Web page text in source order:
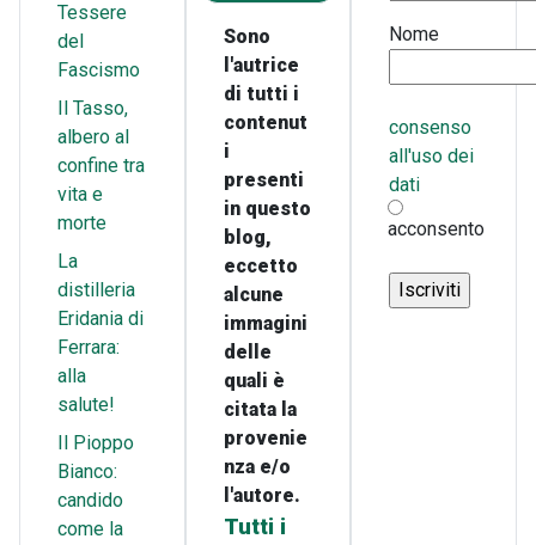
Tessere
del
Fascismo
Il Tasso,
albero al
confine tra
vita e
morte
La
distilleria
Eridania di
Ferrara:
alla
salute!
Il Pioppo
Bianco:
candido
come la
Sono
l'autrice
di tutti i
contenut
i
presenti
in questo
blog,
eccetto
alcune
immagini
delle
quali è
citata la
provenie
nza e/o
l'autore.
Tutti i
Nome
consenso
all'uso dei
dati
acconsento